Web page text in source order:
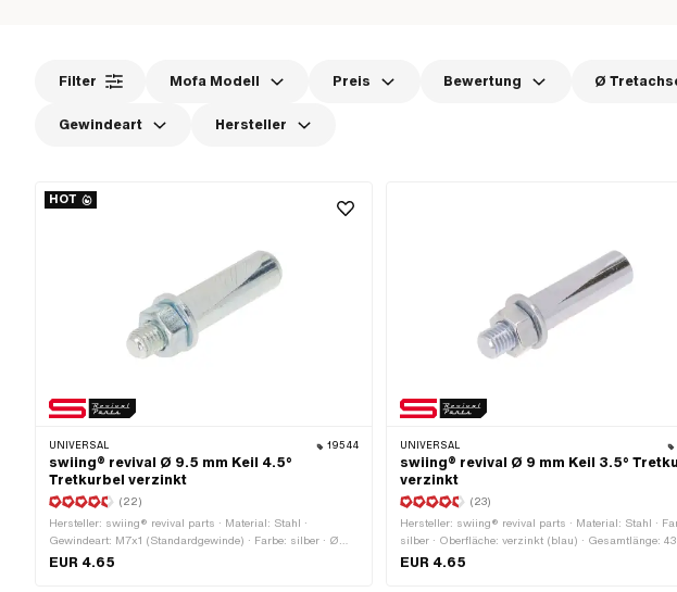
Filter Mofa Modell Preis Bewertung Ø
Gewindeart Hersteller
HOT
UNIVERSAL 19544
swiing® revival Ø 9.5 mm Keil 4.5°
Tretkurbel verzinkt
(22)
Hersteller: swiing® revival parts · Material: Stahl ·
Gewindeart: M7x1 (Standardgewinde) · Farbe: silber · Ø
aussen: 9.5 mm · Oberfläche: verzinkt (blau) · Winkel
EUR 4.65
UNIVERSAL
swiing® revival Ø 9 mm Keil 3.5°
verzinkt
(23)
Hersteller: swiing® revival parts · Material: Stahl ·
silber · Oberfläche: verzinkt (blau) · Gesamtlänge: 43
Ø aussen: 9 mm · Gewindeart: M7x1
EUR 4.65